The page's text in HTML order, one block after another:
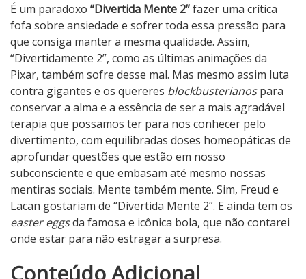
É um paradoxo “Divertida Mente 2”fazer uma crítica
fofa sobre ansiedade e sofrer toda essa pressão para
que consiga manter a mesma qualidade. Assim,
“Divertidamente 2”, como as últimas animações da
Pixar, também sofre desse mal. Mas mesmo assim luta
contra gigantes e os quereres blockbusterianospara
conservar a alma e a essência de ser a mais agradável
terapia que possamos ter para nos conhecer pelo
divertimento, com equilibradas doses homeopáticas de
aprofundar questões que estão em nosso
subconsciente e que embasam até mesmo nossas
mentiras sociais. Mente também mente. Sim, Freud e
Lacan gostariam de “Divertida Mente 2”. E ainda tem os
easter eggsda famosa e icônica bola, que não contarei
onde estar para não estragar a surpresa.
Conteúdo Adicional